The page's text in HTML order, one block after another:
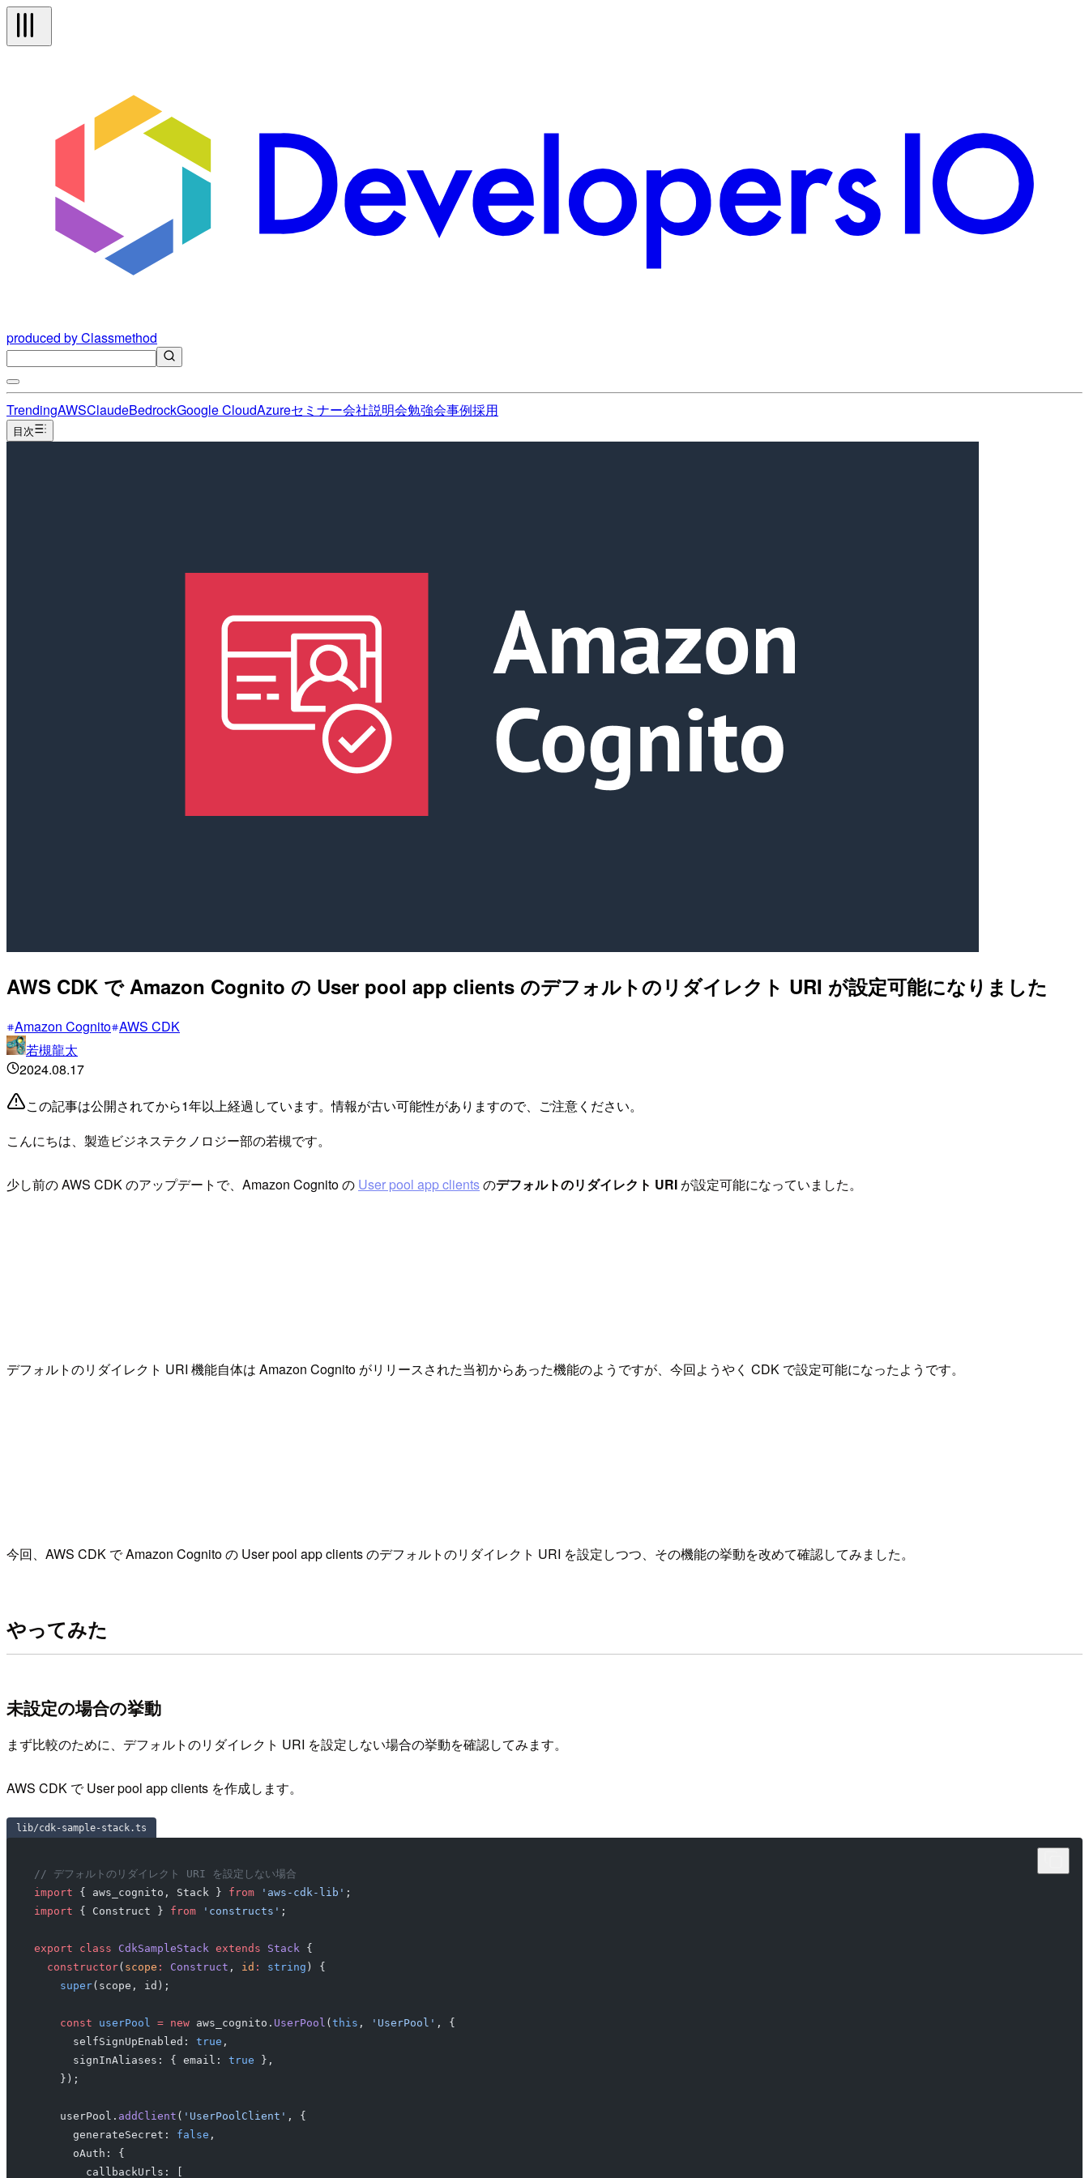
produced by Classmethod
TrendingAWSClaudeBedrockGoogle CloudAzureセミナー会社説明会勉強会事例採用
目次
AWS CDK で Amazon Cognito の User pool app clients のデフォルトのリダイレクト URI が設定可能になりました
Amazon Cognito AWS CDK
若槻龍太
2024.08.17
この記事は公開されてから1年以上経過しています。情報が古い可能性がありますので、ご注意ください。
こんにちは、製造ビジネステクノロジー部の若槻です。
少し前の AWS CDK のアップデートで、Amazon Cognito の User pool app clientsのデフォルトのリダイレクト URI が設定可能になっていました。
デフォルトのリダイレクト URI 機能自体は Amazon Cognito がリリースされた当初からあった機能のようですが、今回ようやく CDK で設定可能になったようです。
今回、AWS CDK で Amazon Cognito の User pool app clients のデフォルトのリダイレクト URI を設定しつつ、その機能の挙動を改めて確認してみました。
やってみた
未設定の場合の挙動
まず比較のために、デフォルトのリダイレクト URI を設定しない場合の挙動を確認してみます。
AWS CDK で User pool app clients を作成します。
lib/cdk-sample-stack.ts
// デフォルトのリダイレクト URI を設定しない場合
import { aws_cognito, Stack } from 'aws-cdk-lib' ;
import { Construct } from 'constructs' ;
export class CdkSampleStack extends Stack {
  constructor
( scope : Construct , id : string ) {
    super
(scope, id);
    const
userPool = new aws_cognito. UserPool ( this , 'UserPool' , {
      selfSignUpEnabled:
true ,
      signInAliases: { email:
true },
    });
    userPool.
addClient ( 'UserPoolClient' , {
      generateSecret:
false ,
      oAuth: {
        callbackUrls: [